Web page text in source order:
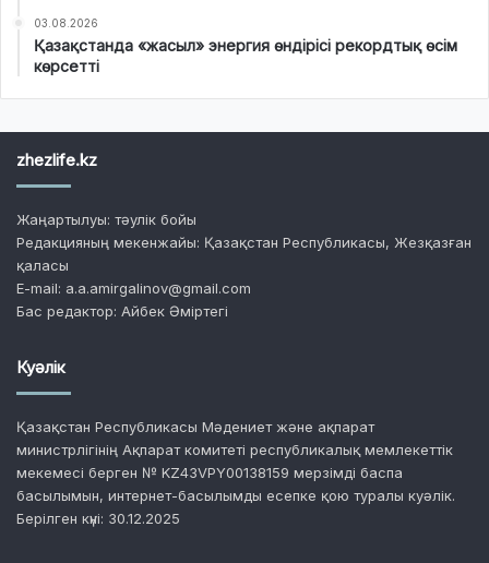
03.08.2026
Қазақстанда «жасыл» энергия өндірісі рекордтық өсім
көрсетті
zhezlife.kz
Жаңартылуы: тәулік бойы
Редакцияның мекенжайы: Қазақстан Республикасы, Жезқазған
қаласы
E-mail: a.a.amirgalinov@gmail.com
Бас редактор: Айбек Әміртегі
Куәлік
Қазақстан Республикасы Мәдениет және ақпарат
министрлігінің Ақпарат комитеті республикалық мемлекеттік
мекемесі берген № KZ43VPY00138159 мерзімді баспа
басылымын, интернет-басылымды есепке қою туралы куәлік.
Берілген күні: 30.12.2025